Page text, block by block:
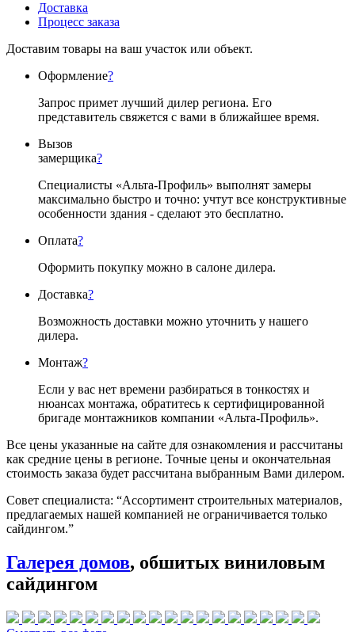
Доставка
Процесс заказа
Доставим товары на ваш участок или объект.
Оформление?
Запрос примет лучший дилер региона. Его
представитель свяжется с вами в ближайшее время.
Вызов
замерщика?
Специалисты «Альта-Профиль» выполнят замеры
максимально быстро и точно: учтут все конструктивные
особенности здания - сделают это бесплатно.
Оплата?
Оформить покупку можно в салоне дилера.
Доставка?
Возможность доставки можно уточнить у нашего
дилера.
Монтаж?
Если у вас нет времени разбираться в тонкостях и
нюансах монтажа, обратитесь к сертифицированной
бригаде монтажников компании «Альта-Профиль».
Все цены указанные на сайте для ознакомления и рассчитаны
как средние цены в регионе. Точные цены и окончательная
стоимость заказа будет рассчитана выбранным Вами дилером.
Совет специалиста: “Ассортимент строительных материалов,
предлагаемых нашей компанией не ограничивается только
сайдингом.”
Галерея домов, обшитых виниловым
сайдингом